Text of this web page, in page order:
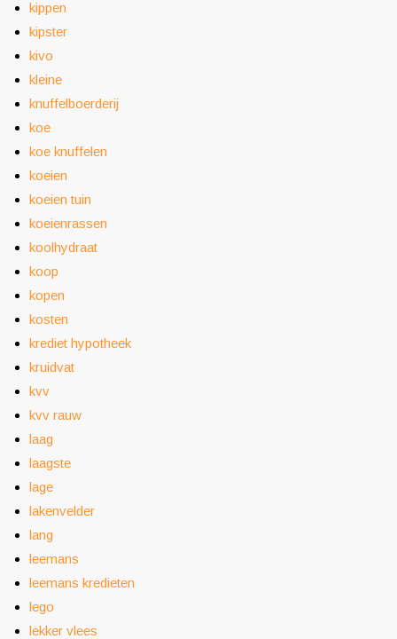
kippen
kipster
kivo
kleine
knuffelboerderij
koe
koe knuffelen
koeien
koeien tuin
koeienrassen
koolhydraat
koop
kopen
kosten
krediet hypotheek
kruidvat
kvv
kvv rauw
laag
laagste
lage
lakenvelder
lang
leemans
leemans kredieten
lego
lekker vlees